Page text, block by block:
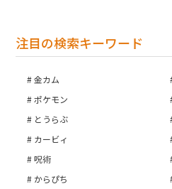
注目の検索キーワード
金カム
ポケモン
とうらぶ
カービィ
呪術
からぴち